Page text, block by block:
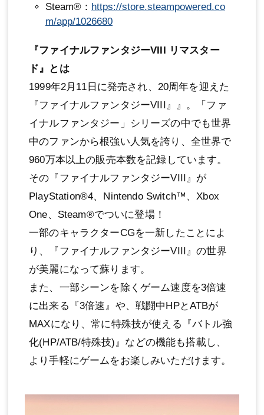
Steam®： https://store.steampowered.co
m/app/1026680
『ファイナルファンタジーVIII リマスター
ド』とは
1999年2月11日に発売され、20周年を迎えた
『ファイナルファンタジーVIII』』。「ファ
イナルファンタジー」シリーズの中でも世界
中のファンから根強い人気を誇り、全世界で
960万本以上の販売本数を記録しています。
その『ファイナルファンタジーVIII』が
PlayStation®4、Nintendo Switch™、Xbox
One、Steam®でついに登場！
一部のキャラクターCGを一新したことによ
り、『ファイナルファンタジーVIII』の世界
が美麗になって蘇ります。
また、一部シーンを除くゲーム速度を3倍速
に出来る『3倍速』や、戦闘中HPとATBが
MAXになり、常に特殊技が使える『バトル強
化(HP/ATB/特殊技)』などの機能も搭載し、
より手軽にゲームをお楽しみいただけます。